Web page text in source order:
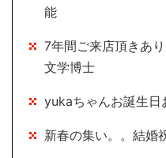
能
7年間ご来店頂きあ
文学博士
yukaちゃんお誕生日
新春の集い。。結婚